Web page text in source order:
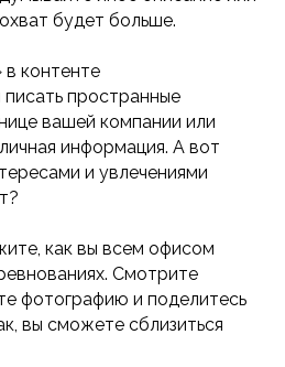
будет больше.
контенте
писать пространные
вашей компании или
информация. А вот
и увлечениями
как вы всем офисом
Смотрите
фотографию и поделитесь
вы сможете сблизиться